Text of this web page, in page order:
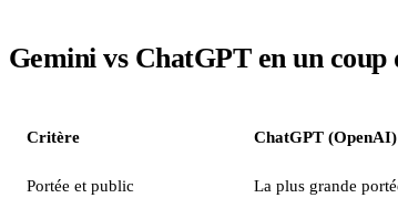
Gemini vs ChatGPT en un coup
Critère ChatGPT (OpenAI)
Portée et public
La plus grande